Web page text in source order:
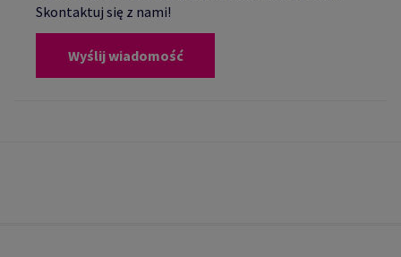
Skontaktuj się z nami!
Wyślij wiadomość